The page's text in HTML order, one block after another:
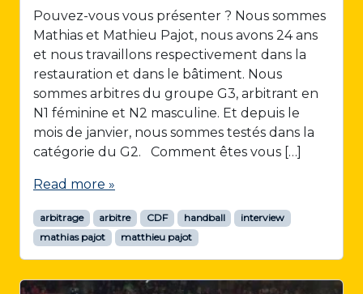
Pouvez-vous vous présenter ? Nous sommes
Mathias et Mathieu Pajot, nous avons 24 ans
et nous travaillons respectivement dans la
restauration et dans le bâtiment. Nous
sommes arbitres du groupe G3, arbitrant en
N1 féminine et N2 masculine. Et depuis le
mois de janvier, nous sommes testés dans la
catégorie du G2. Comment êtes vous […]
Read more »
arbitrage arbitre CDF handball
interview
mathias pajot
matthieu pajot